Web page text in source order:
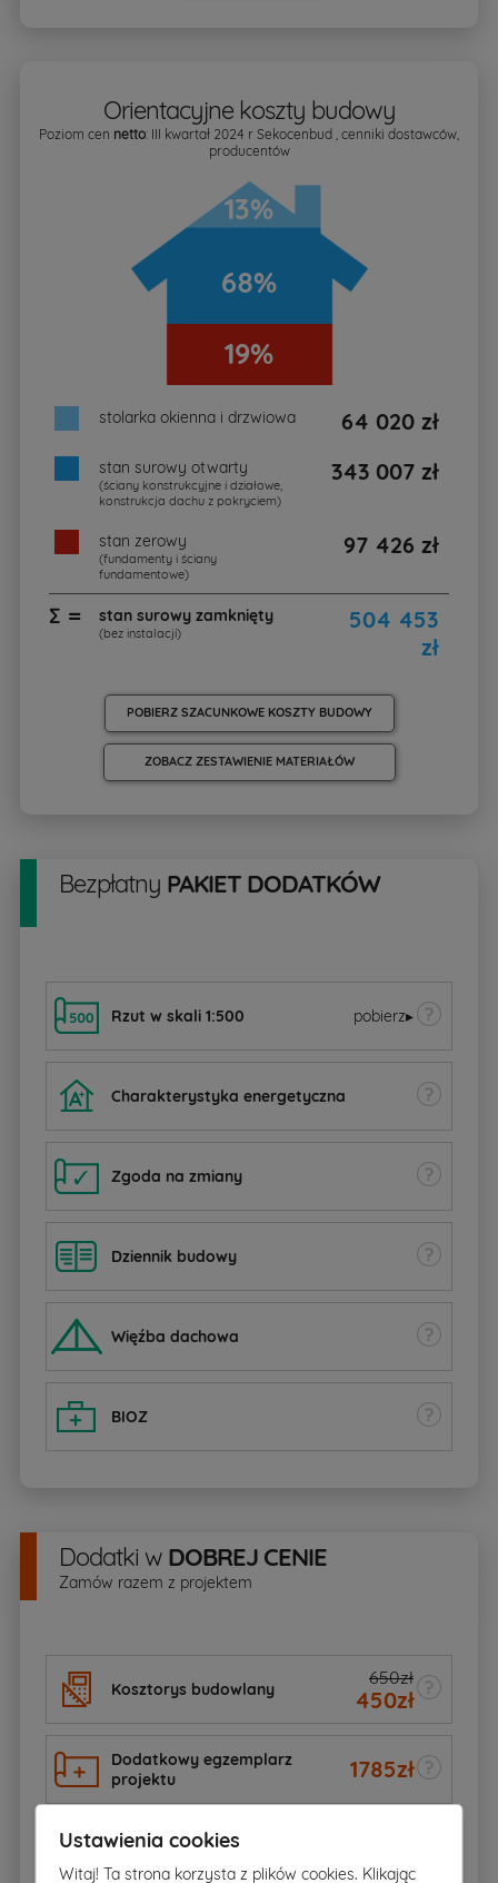
Orientacyjne koszty budowy
Poziom cen netto: III kwartał 2024 r Sekocenbud , cenniki dostawców,
producentów
13%
68%
19%
stolarka okienna i drzwiowa 64 020 zł
stan surowy otwarty
(ściany konstrukcyjne i działowe,
konstrukcja dachu z pokryciem)
343 007 zł
stan zerowy
(fundamenty i ściany
fundamentowe)
97 426 zł
∑ = stan surowy zamknięty
(bez instalacji)
504 453
zł
POBIERZ SZACUNKOWE KOSZTY BUDOWY
ZOBACZ ZESTAWIENIE MATERIAŁÓW
Bezpłatny PAKIET DODATKÓW
Rzut w skali 1:500 pobierz▸
Charakterystyka energetyczna
Zgoda na zmiany
Dziennik budowy
Więźba dachowa
BIOZ
Dodatki w DOBREJ CENIE
Zamów razem z projektem
Kosztorys budowlany
650zł
450zł
Dodatkowy egzemplarz
projektu
1785zł
Elektroniczna wersja projektu
Ustawienia cookies
Witaj! Ta strona korzysta z plików cookies. Klikając